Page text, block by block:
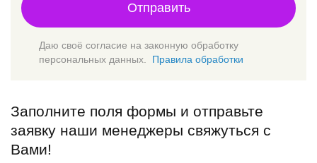
Отправить
Даю своё согласие на законную обработку
персональных данных.
Правила обработки
Заполните поля формы и отправьте
заявку наши менеджеры свяжуться с
Вами!